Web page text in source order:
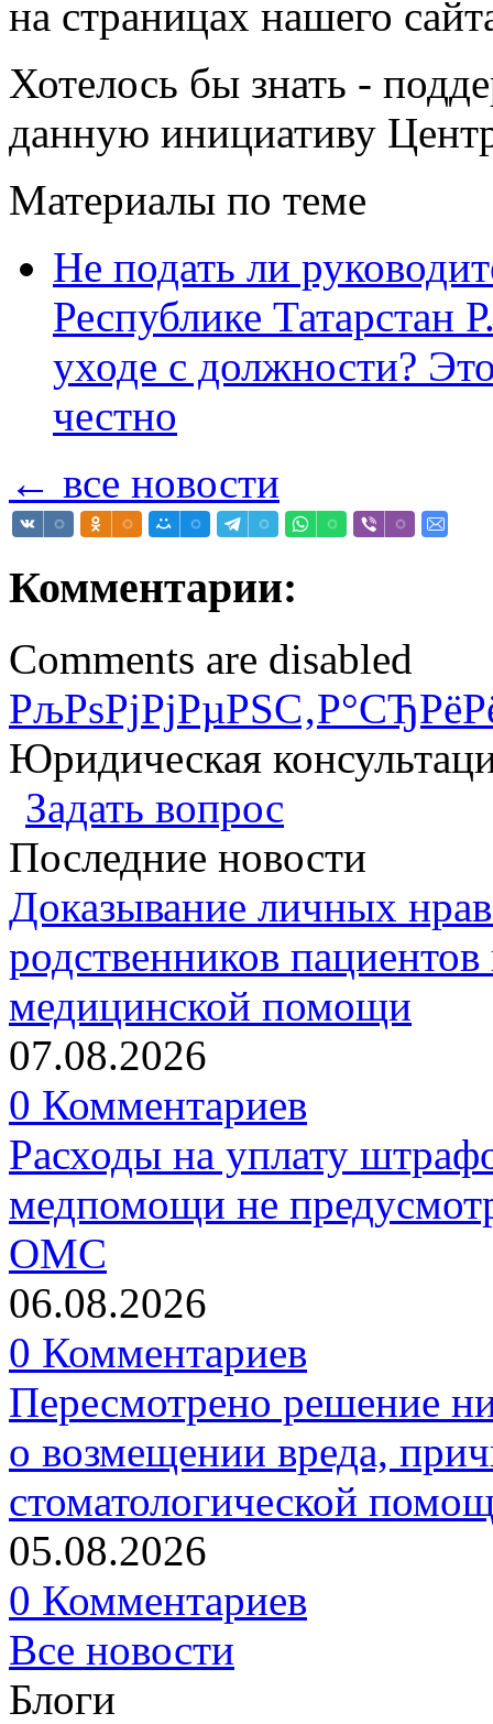
на страницах нашего
Хотелось бы знать -
данную инициативу
Материалы по теме
Не подать ли
Республике Татарстан
уходе с должности?
честно
← все новости
Комментарии:
Comments are disabled
Юридическая
Задать вопрос
Последние новости
Доказывание личных
родственников
медицинской помощи
07.08.2026
0 Комментариев
Расходы на уплату
медпомощи не
ОМС
06.08.2026
0 Комментариев
Пересмотрено решение
о возмещении вреда,
стоматологической
05.08.2026
0 Комментариев
Все новости
Блоги